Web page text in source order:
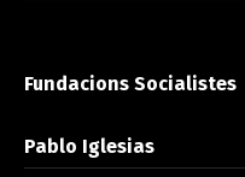
Fundacions Socialistes
Pablo Iglesias